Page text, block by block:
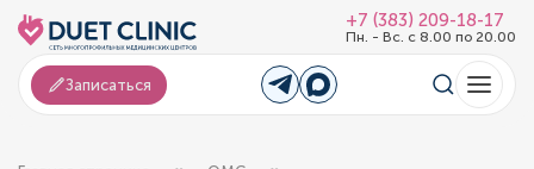
+7 (383) 209-18-17
Пн. - Вс. с 8.00 по 20.00
Записаться